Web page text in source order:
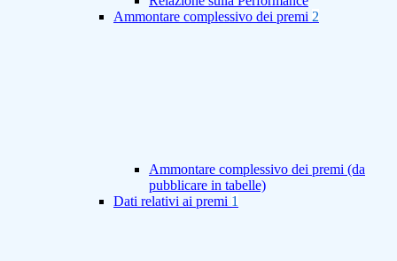
Ammontare complessivo dei premi 2
Ammontare complessivo dei premi (da
pubblicare in tabelle)
Dati relativi ai premi 1